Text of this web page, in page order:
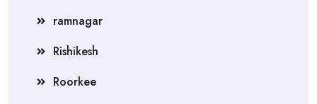
ramnagar
Rishikesh
Roorkee